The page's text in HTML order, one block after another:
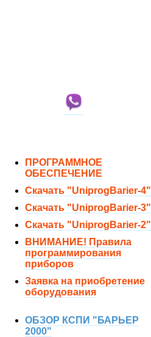
ПРОГРАММНОЕ
ОБЕСПЕЧЕНИЕ
Скачать "UniprogBarier-4"
Скачать "UniprogBarier-3"
Скачать "UniprogBarier-2"
ВНИМАНИЕ! Правила
программирования
приборов
Заявка на приобретение
оборудования
ОБЗОР КСПИ "БАРЬЕР
2000"